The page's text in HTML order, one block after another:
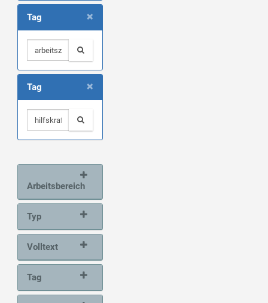
×
Tag
×
Tag
Arbeitsbereich
Typ
Volltext
Tag